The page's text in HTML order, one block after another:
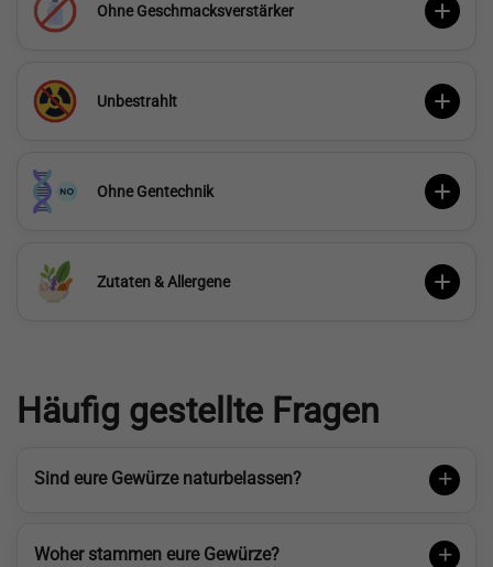
Ohne Geschmacksverstärker
Unbestrahlt
Ohne Gentechnik
Zutaten & Allergene
Häufig gestellte Fragen
Sind eure Gewürze naturbelassen?
Woher stammen eure Gewürze?